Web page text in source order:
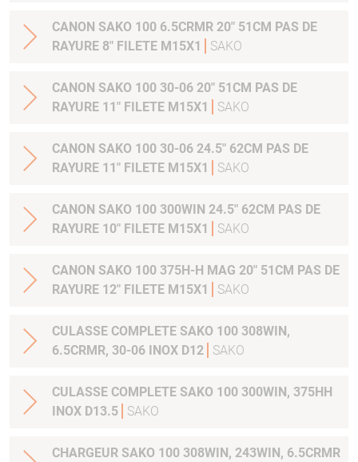
CANON SAKO 100 6.5CRMR 20" 51CM PAS DE
RAYURE 8" FILETE M15X1
SAKO
CANON SAKO 100 30-06 20" 51CM PAS DE
RAYURE 11" FILETE M15X1
SAKO
CANON SAKO 100 30-06 24.5" 62CM PAS DE
RAYURE 11" FILETE M15X1
SAKO
CANON SAKO 100 300WIN 24.5" 62CM PAS DE
RAYURE 10" FILETE M15X1
SAKO
CANON SAKO 100 375H-H MAG 20" 51CM PAS DE
RAYURE 12" FILETE M15X1
SAKO
CULASSE COMPLETE SAKO 100 308WIN,
6.5CRMR, 30-06 INOX D12
SAKO
CULASSE COMPLETE SAKO 100 300WIN, 375HH
INOX D13.5
SAKO
CHARGEUR SAKO 100 308WIN, 243WIN, 6.5CRMR